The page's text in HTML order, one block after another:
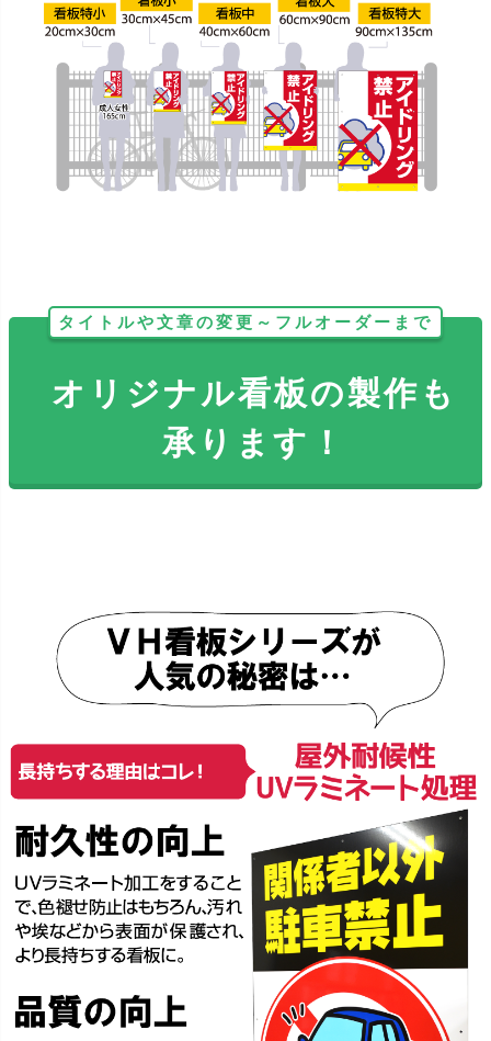
タイトルや文章の変更～フルオーダーまで
オリジナル看板の製作も
承ります！